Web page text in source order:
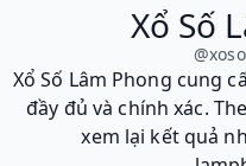
Xổ Số
@
Xổ Số Lâm Phong cung
đầy đủ và chính xác.
xem lại kết quả